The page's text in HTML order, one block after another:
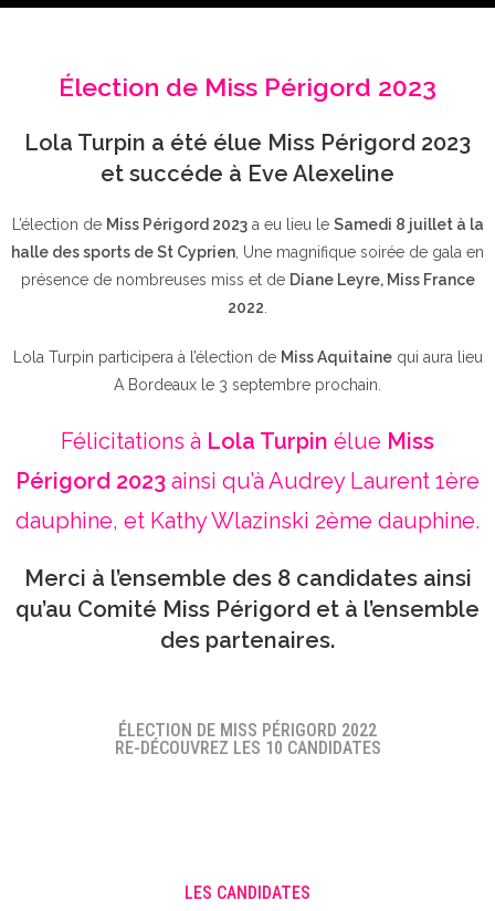
Élection de Miss Périgord 2023
Lola Turpin a été élue Miss Périgord 2023
et succéde à Eve Alexeline
L’élection de Miss Périgord 2023a eu lieu le Samedi 8 juillet à la
halle des sports de St Cyprien , Une magnifique soirée de gala en
présence de nombreuses miss et de Diane Leyre, Miss France
2022
Lola Turpin participera à l’élection de Miss Aquitainequi aura lieu
A Bordeaux le 3 septembre prochain.
Félicitations à Lola Turpin élue Miss
Périgord 2023 ainsi qu’à Audrey Laurent 1ère
dauphine, et Kathy Wlazinski 2ème dauphine.
Merci à l’ensemble des 8 candidates ainsi
qu’au Comité Miss Périgord et à l’ensemble
des partenaires.
ÉLECTION DE MISS PÉRIGORD 2022
RE-DÉCOUVREZ LES 10 CANDIDATES
LES CANDIDATES